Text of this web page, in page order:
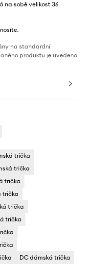
na sobě velikost 36
na standardní
produktu je uvedeno
trička
trička
trička
trička
trička
trička
DC dámská trička